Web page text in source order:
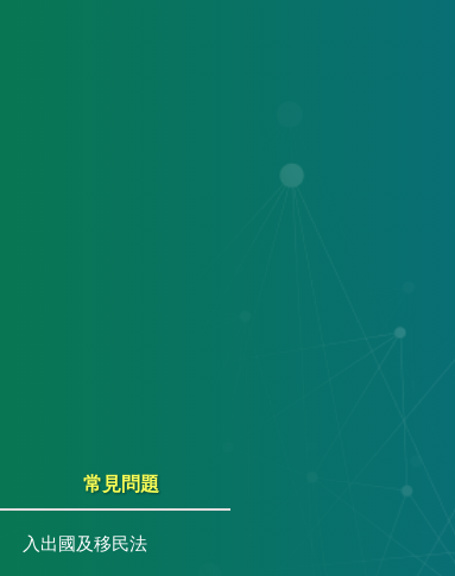
常見問題
入出國及移民法